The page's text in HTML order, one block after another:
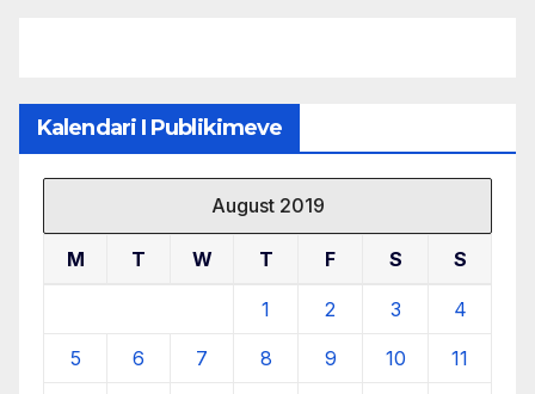
Kalendari I Publikimeve
August 2019
M T W T F S S
1 2 3 4
5 6 7 8 9 10 11